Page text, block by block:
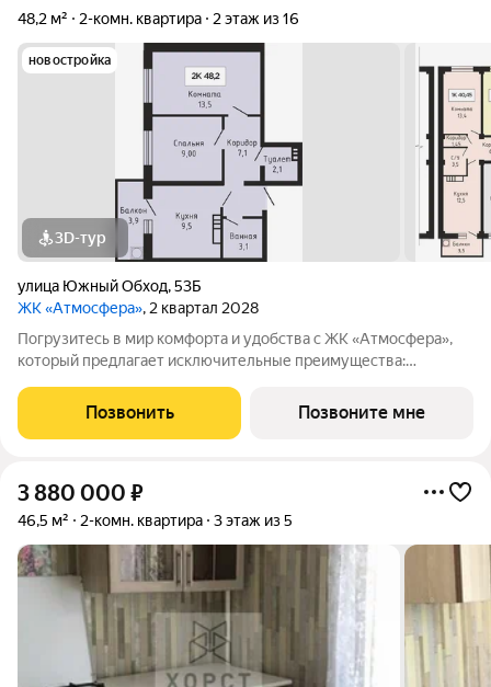
48,2 м²
2-комн. квартира 2 этаж из 16
новостройка
3D-тур
улица Южный Обход,53Б
ЖК «Атмосфера», 2 квартал 2028
Погрузитесь в мир комфорта и удобства с ЖК «Атмосфера»,
который предлагает исключительные преимущества:
для вашей семьи в уютной атмосфере. Индивидуальное
отопление и тёплый пол: Настройте
Позвонить Позвоните мне
3 880 000 ₽
46,5 м² 2-комн. квартира 3 этаж из 5